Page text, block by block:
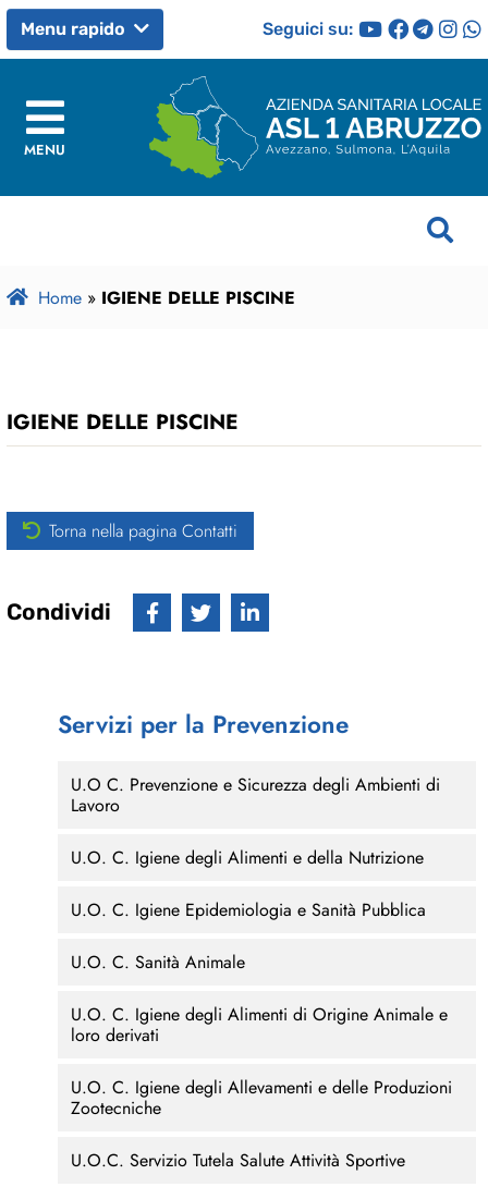
Menu rapido Seguici su:
MENU
Home » IGIENE DELLE PISCINE
IGIENE DELLE PISCINE
Torna nella pagina Contatti
Condividi
Servizi per la Prevenzione
U.O C. Prevenzione e Sicurezza degli Ambienti di
Lavoro
U.O. C. Igiene degli Alimenti e della Nutrizione
U.O. C. Igiene Epidemiologia e Sanità Pubblica
U.O. C. Sanità Animale
U.O. C. Igiene degli Alimenti di Origine Animale e
loro derivati
U.O. C. Igiene degli Allevamenti e delle Produzioni
Zootecniche
U.O.C. Servizio Tutela Salute Attività Sportive